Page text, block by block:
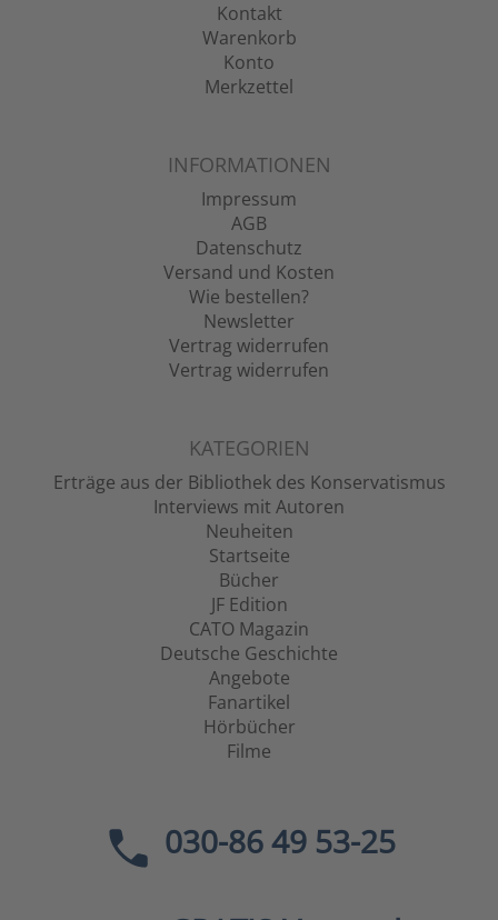
Kontakt
Warenkorb
Konto
Merkzettel
INFORMATIONEN
Impressum
AGB
Datenschutz
Versand und Kosten
Wie bestellen?
Newsletter
Vertrag widerrufen
Vertrag widerrufen
KATEGORIEN
Erträge aus der Bibliothek des Konservatismus
Interviews mit Autoren
Neuheiten
Startseite
Bücher
JF Edition
CATO Magazin
Deutsche Geschichte
Angebote
Fanartikel
Hörbücher
Filme
030-86 49 53-25